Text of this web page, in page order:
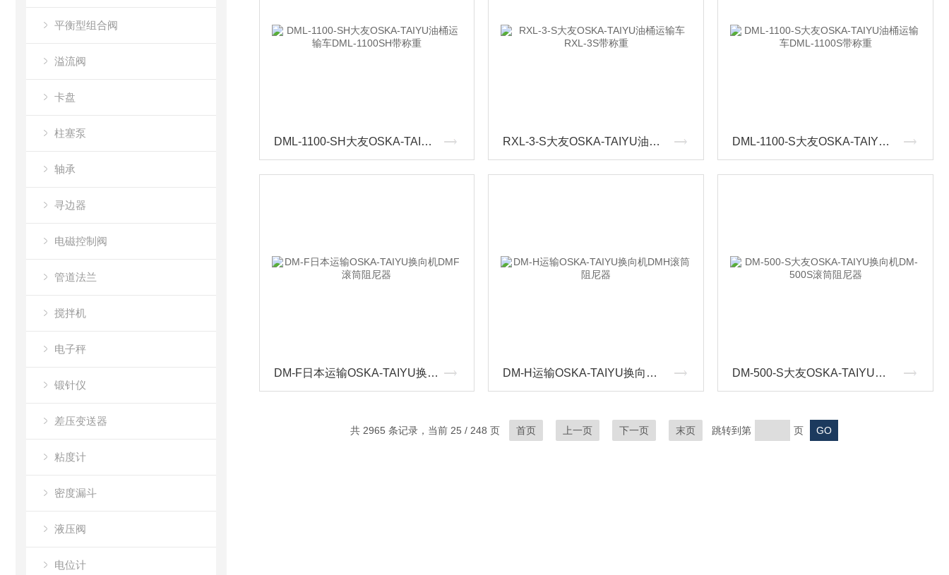
平衡型组合阀
溢流阀
卡盘
柱塞泵
轴承
寻边器
电磁控制阀
管道法兰
搅拌机
电子秤
锻针仪
差压变送器
粘度计
密度漏斗
液压阀
电位计
DML-1100-SH大友OSKA-TAIYU油桶运输车DML-1100SH带称重 RXL-3-S大友OSKA-TAIYU油桶运输车RXL-3S带称重 DML-1100-S大友OSKA-TAIYU油桶运输车DML-1100S带称重
DM-F日本运输OSKA-TAIYU换向机DMF滚筒阻尼器 DM-H运输OSKA-TAIYU换向机DMH滚筒阻尼器 DM-500-S大友OSKA-TAIYU换向机DM-500S滚筒阻尼器
共 2965 条记录，当前 25 / 248 页 首页 上一页 下一页 末页 跳转到第 页